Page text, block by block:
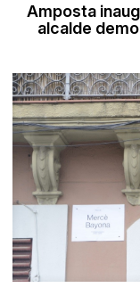
Amposta
alcalde